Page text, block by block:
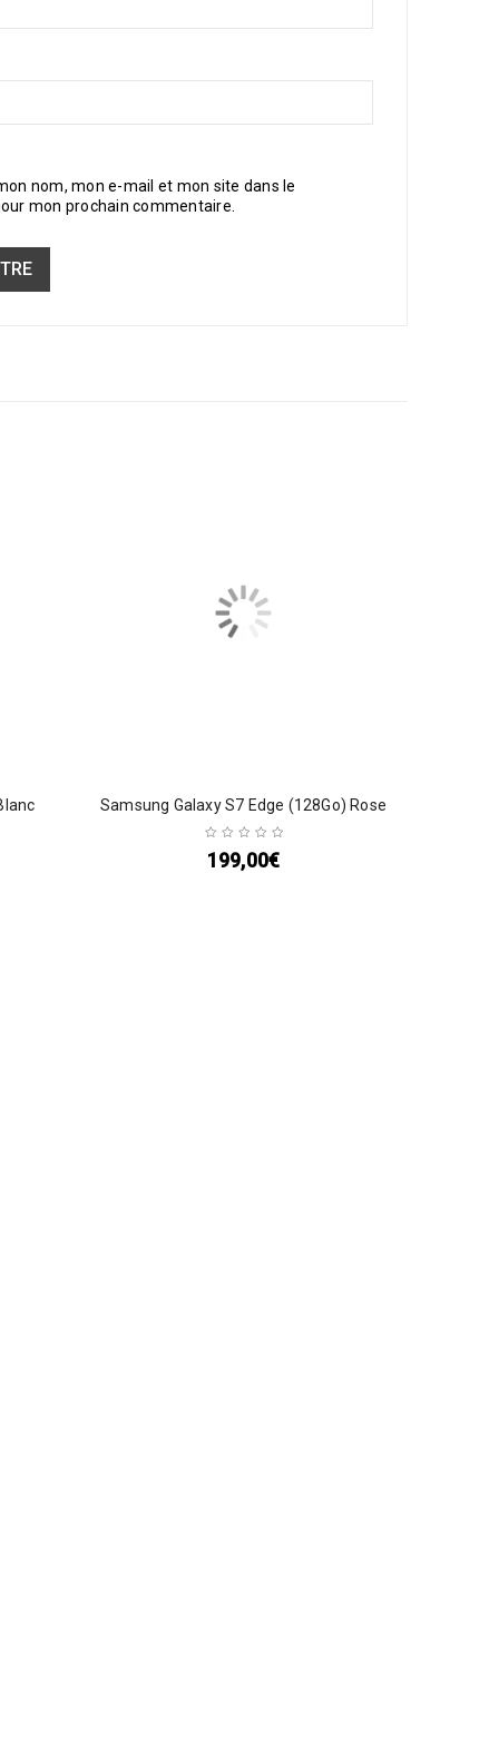
nom, mon e-mail et mon site dans le
mon prochain commentaire.
Samsung Galaxy S7 Edge (128Go) Rose
199,00€